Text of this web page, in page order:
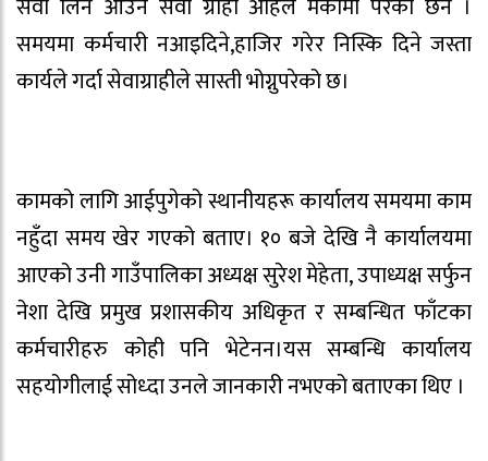
सेवा लिन आउने सेवा ग्राही अहिले मर्कामा परेका छन ।
समयमा कर्मचारी नआइदिने,हाजिर गरेर निस्कि दिने जस्ता
कार्यले गर्दा सेवाग्राहीले सास्ती भोग्नुपरेको छ।
कामको लागि आईपुगेको स्थानीयहरू कार्यालय समयमा काम
नहुँदा समय खेर गएको बताए। १० बजे देखि नै कार्यालयमा
आएको उनी गाउँपालिका अध्यक्ष सुरेश मेहेता, उपाध्यक्ष सर्फुन
नेशा देखि प्रमुख प्रशासकीय अधिकृत र सम्बन्धित फाँटका
कर्मचारीहरु कोही पनि भेटेनन।यस सम्बन्धि कार्यालय
सहयोगीलाई सोध्दा उनले जानकारी नभएको बताएका थिए ।